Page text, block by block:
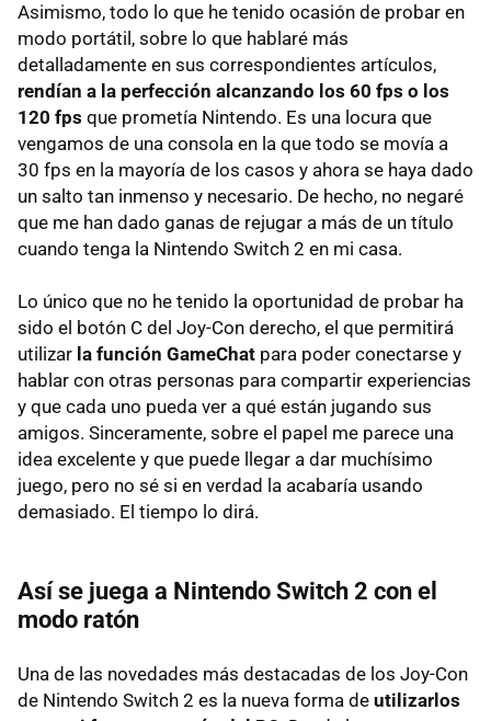
Asimismo, todo lo que he tenido ocasión de probar en
modo portátil, sobre lo que hablaré más
detalladamente en sus correspondientes artículos,
rendían a la perfección alcanzando los 60 fps o los
120 fps que prometía Nintendo. Es una locura que
vengamos de una consola en la que todo se movía a
30 fps en la mayoría de los casos y ahora se haya dado
un salto tan inmenso y necesario. De hecho, no negaré
que me han dado ganas de rejugar a más de un título
cuando tenga la Nintendo Switch 2 en mi casa.
Lo único que no he tenido la oportunidad de probar ha
sido el botón C del Joy-Con derecho, el que permitirá
utilizar la función GameChat para poder conectarse y
hablar con otras personas para compartir experiencias
y que cada uno pueda ver a qué están jugando sus
amigos. Sinceramente, sobre el papel me parece una
idea excelente y que puede llegar a dar muchísimo
juego, pero no sé si en verdad la acabaría usando
demasiado. El tiempo lo dirá.
Así se juega a Nintendo Switch 2 con el
modo ratón
Una de las novedades más destacadas de los Joy-Con
de Nintendo Switch 2 es la nueva forma de utilizarlos